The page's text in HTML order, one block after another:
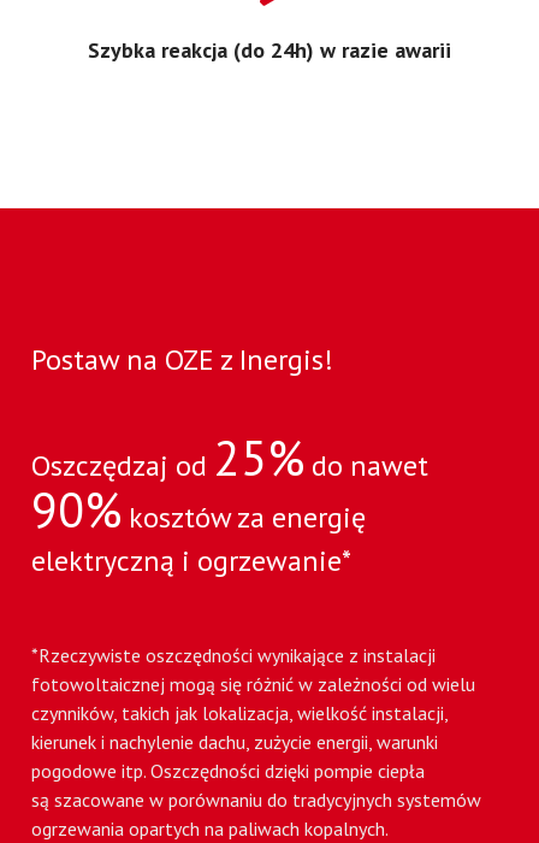
Szybka reakcja (do 24h) w razie awarii
Postaw na OZE z Inergis!
Oszczędzaj od 25% do nawet
90% kosztów za energię
elektryczną i ogrzewanie*
*Rzeczywiste oszczędności wynikające z instalacji
fotowoltaicznej mogą się różnić w zależności od wielu
czynników, takich jak lokalizacja, wielkość instalacji,
kierunek i nachylenie dachu, zużycie energii, warunki
pogodowe itp. Oszczędności dzięki pompie ciepła
są szacowane w porównaniu do tradycyjnych systemów
ogrzewania opartych na paliwach kopalnych.